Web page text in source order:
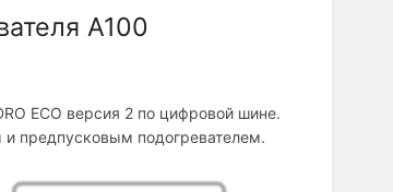
A100
ECO версия 2 по цифровой шине.
предпусковым подогревателем.